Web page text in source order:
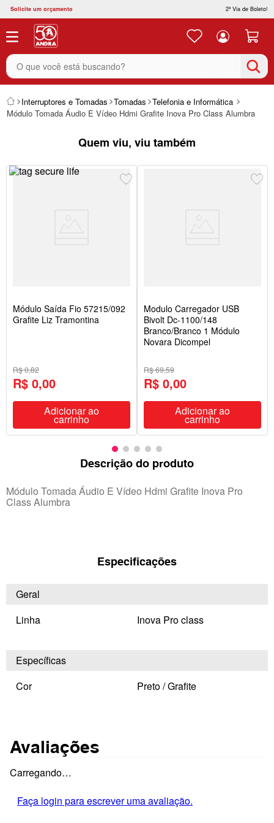
Solicite um orçamento 2ª Via de Boleto!
O que você está buscando?
Interruptores e Tomadas Tomadas Telefonia e Informática
Módulo Tomada Áudio E Vídeo Hdmi Grafite Inova Pro Class Alumbra
Quem viu, viu também
Módulo Saída Fio 57215/092
Grafite Liz Tramontina
R$ 0,82
R$ 0,00
Adicionar ao
carrinho
Modulo Carregador USB
Bivolt Dc-1100/148
Branco/Branco 1 Módulo
Novara Dicompel
R$ 69,59
R$ 0,00
Adicionar ao
carrinho
Descrição do produto
Módulo Tomada Áudio E Vídeo Hdmi Grafite Inova Pro
Class Alumbra
Especificações
Geral
Linha
Inova Pro class
Específicas
Cor
Preto / Grafite
Avaliações
Carregando…
Faça login para escrever uma avaliação.